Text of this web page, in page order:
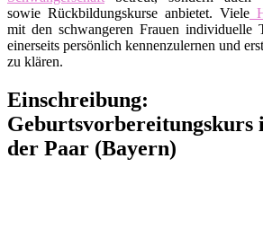
sowie Rückbildungskurse anbietet. Viele
mit den schwangeren Frauen individuelle
einerseits persönlich kennenzulernen und
zu klären.
Einschreibung:
Geburtsvorbereitungskurs
der Paar (Bayern)